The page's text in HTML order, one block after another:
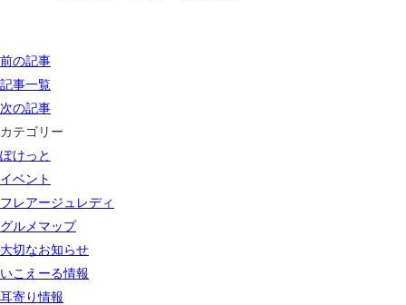
前の記事
記事一覧
次の記事
カテゴリー
ぽけっと
イベント
フレアージュレディ
グルメマップ
大切なお知らせ
いこえーる情報
耳寄り情報